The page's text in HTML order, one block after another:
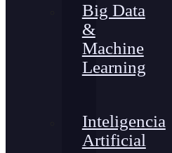
Big Data
&
Machine
Learning
Inteligencia
Artificial